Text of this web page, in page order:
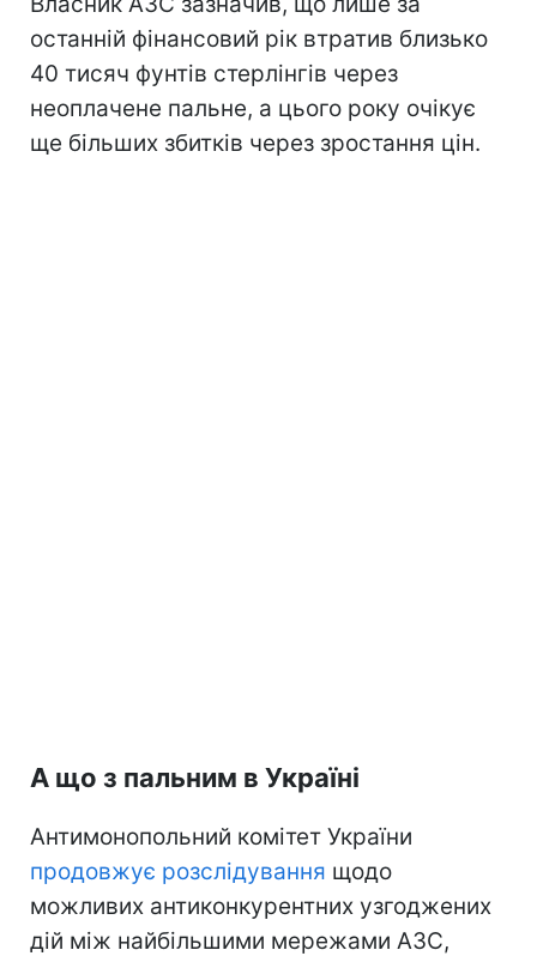
останній фінансовий рік втратив близько
40 тисяч фунтів стерлінгів через
неоплачене пальне, а цього року очікує
ще більших збитків через зростання цін.
А що з пальним в Україні
Антимонопольний комітет України
продовжує розслідування щодо
можливих антиконкурентних узгоджених
дій між найбільшими мережами АЗС,